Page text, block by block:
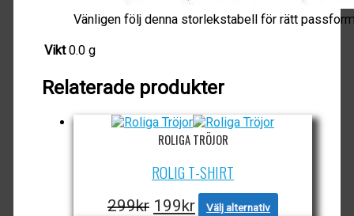
Vänligen följ denna storlekstabell för rätt
Vikt 0.0 g
Relaterade produkter
ROLIGA TRÖJOR
ROLIG T-SHIRT
299kr Det
199krDetVälj alternativ